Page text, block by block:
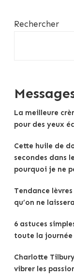
Rechercher
La meilleure
pour des yeux
Cette huile de
secondes dans
pourquoi je ne
Tendance
qu’on ne
6 astuces
toute la journée
Charlotte
vibrer les